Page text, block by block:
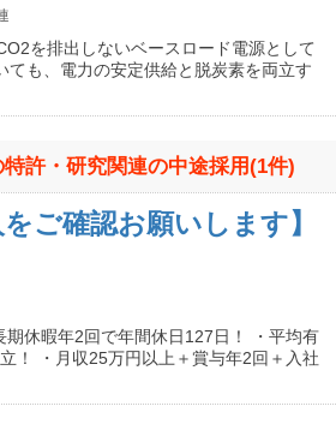
を排出しないベースロード電源として
も、電力の安定供給と脱炭素を両立す
許・研究関連の中途採用(1件)
ご確認お願いします】
休暇年2回で年間休日127日！ ・平均有
！ ・月収25万円以上＋賞与年2回＋入社